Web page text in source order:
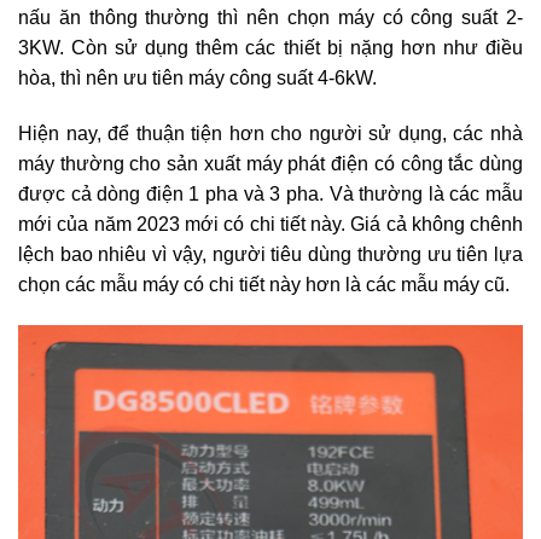
nấu ăn thông thường thì nên chọn máy có công suất 2-
3KW. Còn sử dụng thêm các thiết bị nặng hơn như điều
hòa, thì nên ưu tiên máy công suất 4-6kW.
Hiện nay, để thuận tiện hơn cho người sử dụng, các nhà
máy thường cho sản xuất máy phát điện có công tắc dùng
được cả dòng điện 1 pha và 3 pha. Và thường là các mẫu
mới của năm 2023 mới có chi tiết này. Giá cả không chênh
lệch bao nhiêu vì vậy, người tiêu dùng thường ưu tiên lựa
chọn các mẫu máy có chi tiết này hơn là các mẫu máy cũ.